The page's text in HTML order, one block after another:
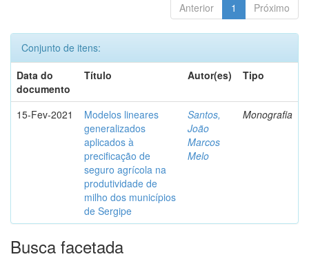
Anterior 1 Próximo
Conjunto de itens:
Data do
documento
Título Autor(es) Tipo
15-Fev-2021
Modelos lineares
generalizados
aplicados à
precificação de
seguro agrícola na
produtividade de
milho dos municípios
de Sergipe
Santos,
João
Marcos
Melo
Monografia
Busca facetada